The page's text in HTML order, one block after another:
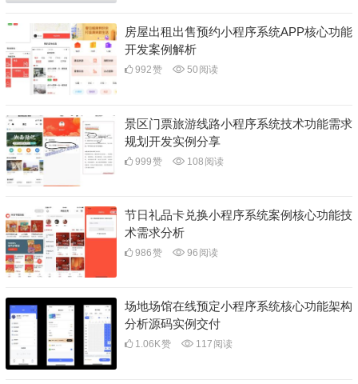
房屋出租出售预约小程序系统APP核心功能
开发案例解析
992赞 50 阅读
景区门票旅游线路小程序系统技术功能需求
规划开发实例分享
999赞 108 阅读
节日礼品卡兑换小程序系统案例核心功能技
术需求分析
986赞 96 阅读
场地场馆在线预定小程序系统核心功能架构
分析源码实例交付
1.06K赞 117 阅读